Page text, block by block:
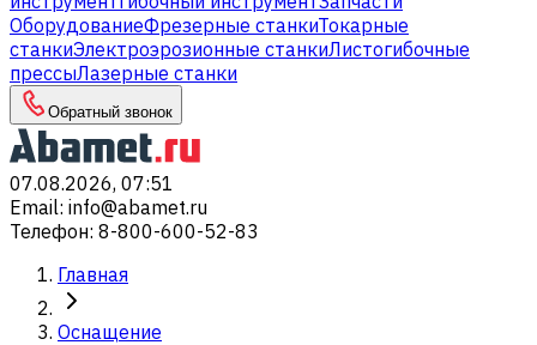
ОборудованиеФрезерные станкиТокарные
станкиЭлектроэрозионные станкиЛистогибочные
прессыЛазерные станки
Обратный звонок
07.08.2026, 07:51
Email: info@abamet.ru
Телефон: 8-800-600-52-83
Главная
Оснащение